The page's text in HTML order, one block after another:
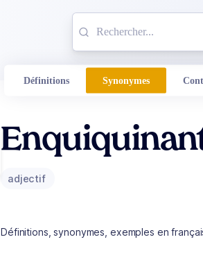
Définitions Synonymes
adjectif
Définitions, synonymes, exemples en